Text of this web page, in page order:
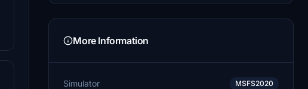
More Information
Simulator MSFS2020